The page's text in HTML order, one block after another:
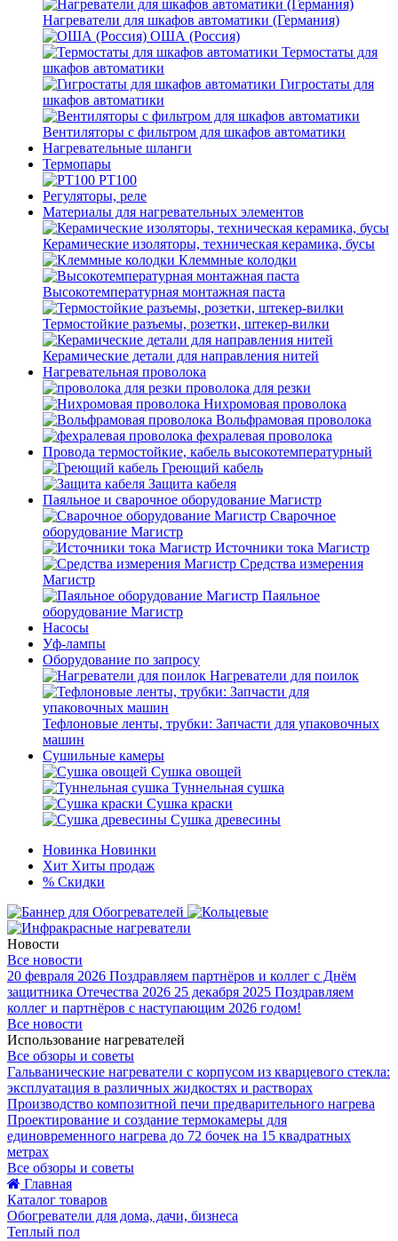
Нагреватели для шкафов автоматики (Германия)
ОША (Россия)
Термостаты для
шкафов автоматики
Гигростаты для
шкафов автоматики
Вентиляторы с фильтром для шкафов автоматики
Нагревательные шланги
Термопары
PT100
Регуляторы, реле
Материалы для нагревательных элементов
Керамические изоляторы, техническая керамика, бусы
Клеммные колодки
Высокотемпературная монтажная паста
Термостойкие разъемы, розетки, штекер-вилки
Керамические детали для направления нитей
Нагревательная проволока
проволока для резки
Нихромовая проволока
Вольфрамовая проволока
фехралевая проволока
Провода термостойкие, кабель высокотемпературный
Греющий кабель
Защита кабеля
Паяльное и сварочное оборудование Магистр
Сварочное
оборудование Магистр
Источники тока Магистр
Средства измерения
Магистр
Паяльное
оборудование Магистр
Насосы
Уф-лампы
Оборудование по запросу
Нагреватели для поилок
Тефлоновые ленты, трубки: Запчасти для упаковочных
машин
Сушильные камеры
Сушка овощей
Туннельная сушка
Сушка краски
Сушка древесины
Новинка Новинки
Хит Хиты продаж
% Скидки
Новости
Все новости
20 февраля 2026 Поздравляем партнёров и коллег с Днём
защитника Отечества 2026 25 декабря 2025 Поздравляем
коллег и партнёров с наступающим 2026 годом!
Все новости
Использование нагревателей
Все обзоры и советы
Гальванические нагреватели с корпусом из кварцевого стекла:
эксплуатация в различных жидкостях и растворах
Производство композитной печи предварительного нагрева
Проектирование и создание термокамеры для
единовременного нагрева до 72 бочек на 15 квадратных
метрах
Все обзоры и советы
Главная
Каталог товаров
Обогреватели для дома, дачи, бизнеса
Теплый пол